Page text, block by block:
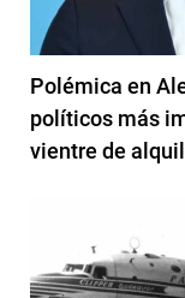
Polémica en
políticos más
vientre de